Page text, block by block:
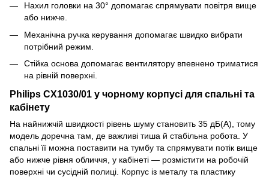
Нахил головки на 30° допомагає спрямувати повітря вище
або нижче.
Механічна ручка керування допомагає швидко вибрати
потрібний режим.
Стійка основа допомагає вентилятору впевнено триматися
на рівній поверхні.
Philips CX1030/01 у чорному корпусі для спальні та
кабінету
На найнижчій швидкості рівень шуму становить 35 дБ(А), тому
модель доречна там, де важливі тиша й стабільна робота. У
спальні її можна поставити на тумбу та спрямувати потік вище
або нижче рівня обличчя, у кабінеті — розмістити на робочій
поверхні чи сусідній полиці. Корпус із металу та пластику